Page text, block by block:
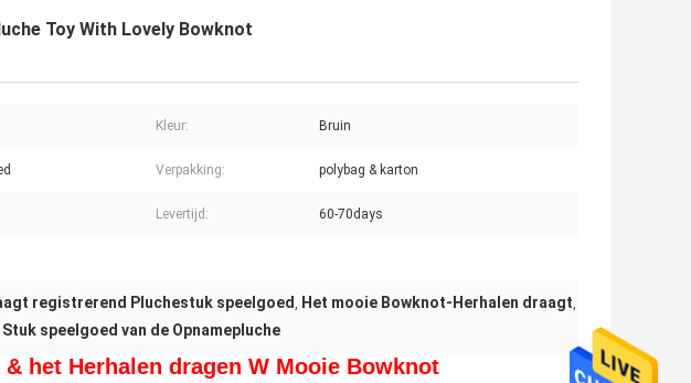
Toy With Lovely Bowknot
Kleur: Bruin
Verpakking: polybag & karton
Levertijd: 60-70days
registrerend Pluchestuk speelgoed, Het mooie Bowknot-Herhalen draagt,
speelgoed van de Opnamepluche
het Herhalen dragen W Mooie Bowknot